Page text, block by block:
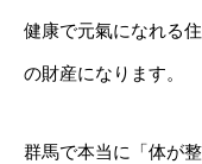
健康で元氣になれる
の財産になります。
群馬で本当に「体が